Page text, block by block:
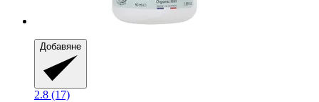
Добавяне
2.8 (17)